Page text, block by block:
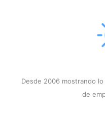
Desde 2006 mostrando
de